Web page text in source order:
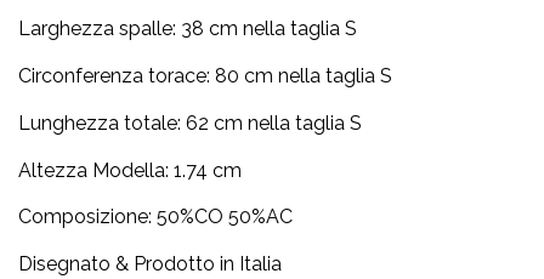
Larghezza spalle: 38 cm nella taglia S
Circonferenza torace: 80 cm nella taglia S
Lunghezza totale: 62 cm nella taglia S
Altezza Modella: 1.74 cm
Composizione: 50%CO 50%AC
Disegnato & Prodotto in Italia